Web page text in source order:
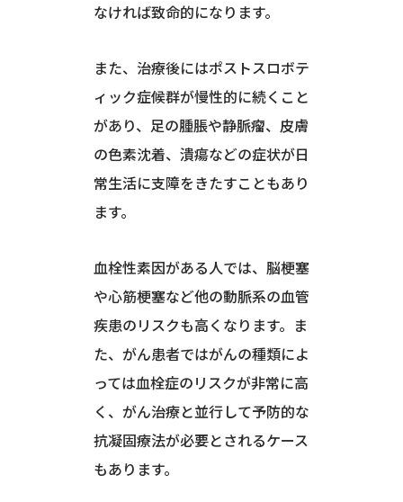
なければ致命的になります。
また、治療後にはポストスロボテ
ィック症候群が慢性的に続くこと
があり、足の腫脹や静脈瘤、皮膚
の色素沈着、潰瘍などの症状が日
常生活に支障をきたすこともあり
ます。
血栓性素因がある人では、脳梗塞
や心筋梗塞など他の動脈系の血管
疾患のリスクも高くなります。ま
た、がん患者ではがんの種類によ
っては血栓症のリスクが非常に高
く、がん治療と並行して予防的な
抗凝固療法が必要とされるケース
もあります。